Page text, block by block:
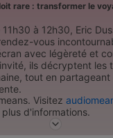
rare : transformer le
à 12h30, Eric
vous
avec légèreté et
ils décryptent les
tout en
Visitez
plus d'informations.